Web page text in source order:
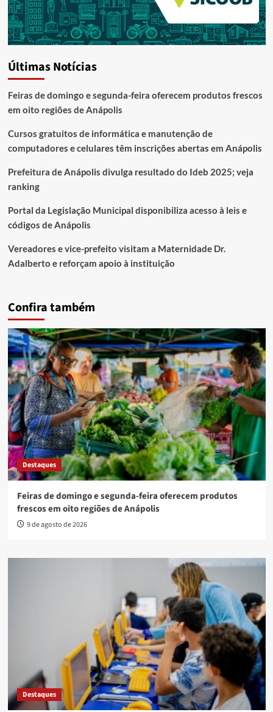
Últimas Notícias
Feiras de domingo e segunda-feira oferecem produtos frescos
em oito regiões de Anápolis
Cursos gratuitos de informática e manutenção de
computadores e celulares têm inscrições abertas em Anápolis
Prefeitura de Anápolis divulga resultado do Ideb 2025; veja
ranking
Portal da Legislação Municipal disponibiliza acesso à leis e
códigos de Anápolis
Vereadores e vice-prefeito visitam a Maternidade Dr.
Adalberto e reforçam apoio à instituição
Confira também
Destaques
Feiras de domingo e segunda-feira oferecem produtos
frescos em oito regiões de Anápolis
9 de agosto de 2026
Destaques